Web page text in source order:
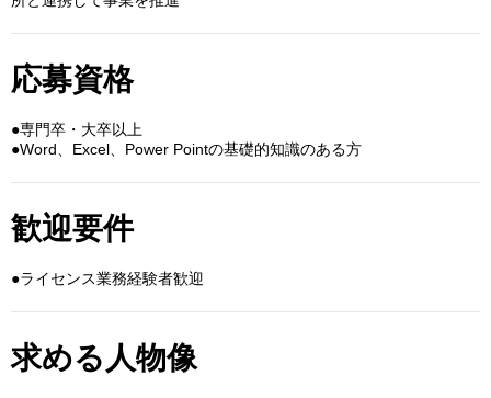
応募資格
●専門卒・大卒以上
●Word、Excel、Power Pointの基礎的知識のある方
歓迎要件
●ライセンス業務経験者歓迎
求める人物像